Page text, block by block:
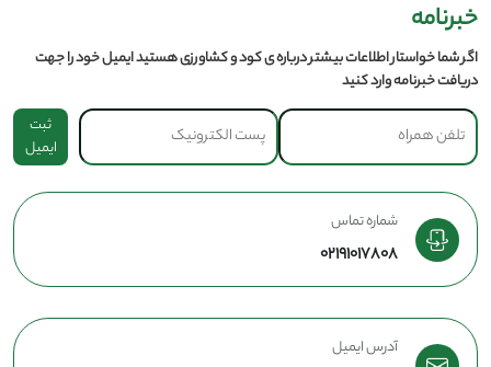
خبرنامه
اگر شما خواستار اطلاعات بیشتر درباره ی کود و کشاورزی هستید ایمیل خود را جهت
دریافت خبرنامه وارد کنید
ثبت
ایمیل
شماره تماس
02191017808
آدرس ایمیل